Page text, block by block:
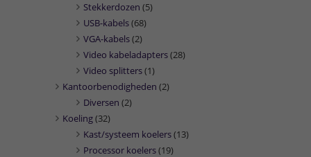
Stekkerdozen (5)
USB-kabels(68)
VGA-kabels(2)
Video kabeladapters(28)
Video splitters(1)
Kantoorbenodigheden (2)
Diversen (2)
Koeling(32)
Kast/systeem koelers(13)
Processor koelers(19)